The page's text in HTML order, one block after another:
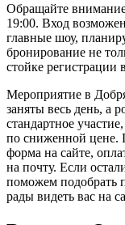
Обращайте
19:00. Вход
главные шоу,
бронирование не
стойке
Мероприятие в
заняты весь день, а
стандартное
по сниженной цене.
форма на сайте,
на почту. Если
поможем подобрать
рады видеть вас на